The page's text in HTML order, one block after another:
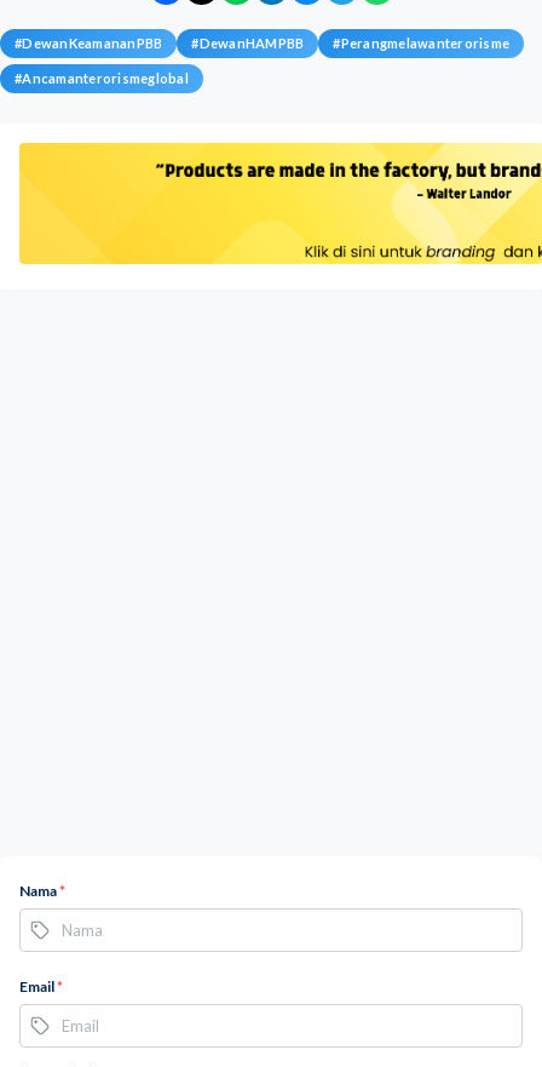
#DewanKeamananPBB #DewanHAMPBB #Perangmelawanterorisme
#Ancamanterorismeglobal
Nama*
Email*